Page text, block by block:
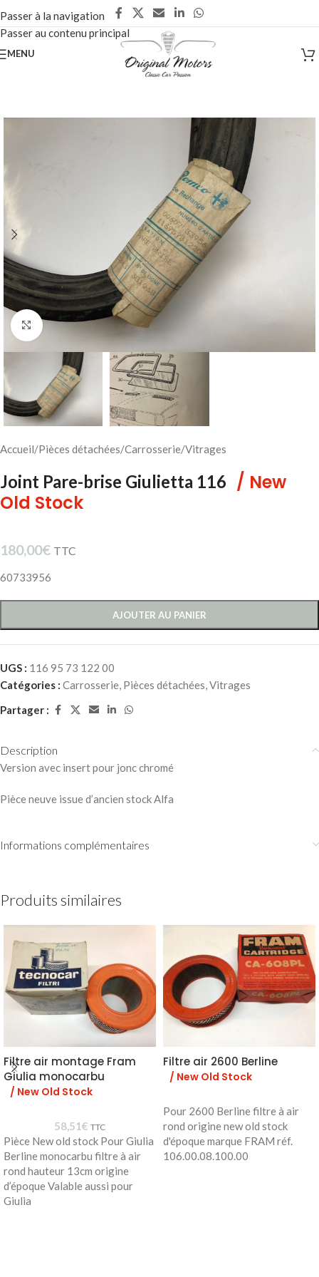
Passer à la navigation
Passer au contenu principal
MENU
Cliquez pour agrandir
Accueil/Pièces détachées/Carrosserie/Vitrages
Joint Pare-brise Giulietta 116 / New
Old Stock
180,00€ TTC
60733956
AJOUTER AU PANIER
UGS : 116 95 73 122 00
Catégories : Carrosserie, Pièces détachées,Vitrages
Partager :
Description
Version avec insert pour jonc chromé
Pièce neuve issue d’ancien stock Alfa
Informations complémentaires
Produits similaires
Filtre air montage Fram
Giulia monocarbu
/ New Old Stock
58,51€ TTC
Pièce New old stock Pour Giulia
Berline monocarbu filtre à air
rond hauteur 13cm origine
d’époque Valable aussi pour
Giulia
Filtre air 2600 Berline
/ New Old Stock
Pour 2600 Berline filtre à air
rond origine new old stock
d'époque marque FRAM réf.
106.00.08.100.00